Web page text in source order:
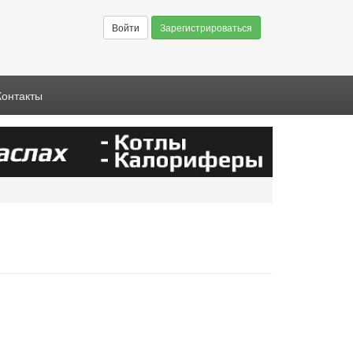
Войти Зарегистрироваться